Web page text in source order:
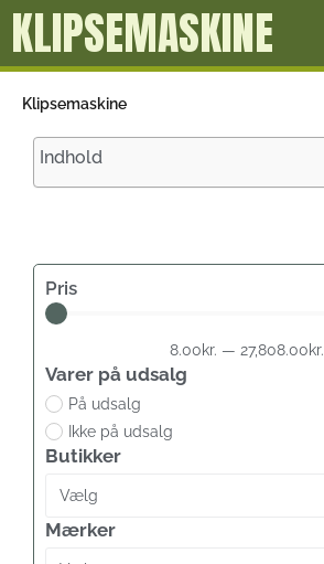
GåKLIPSEMASKINE
Klipsemaskine
Indhold
Pris
8.00kr. — 27,808.00kr.
Varer på udsalg
På udsalg
Ikke på udsalg
Butikker
Vælg
Mærker